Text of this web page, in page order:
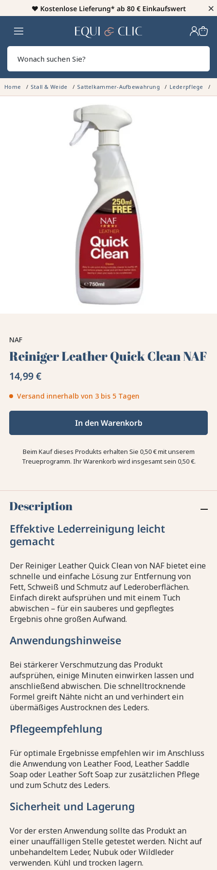
♥️ Kostenlose Lieferung* ab 80 € Einkaufswert ×
Heim
Home Stall & Weide Sattelkammer-Aufbewahrung Lederpflege
NAF
Reiniger Leather Quick Clean NAF
14,99 €
Versand innerhalb von 3 bis 5 Tagen
In den Warenkorb
Beim Kauf dieses Produkts erhalten Sie 0,50 €mit unserem
Treueprogramm. Ihr Warenkorb wird insgesamt sein 0,50 €.
Description
Effektive Lederreinigung leicht
gemacht
Der Reiniger Leather Quick Clean von NAF bietet eine
schnelle und einfache Lösung zur Entfernung von
Fett, Schweiß und Schmutz auf Lederoberflächen.
Einfach direkt aufsprühen und mit einem Tuch
abwischen – für ein sauberes und gepflegtes
Ergebnis ohne großen Aufwand.
Anwendungshinweise
Bei stärkerer Verschmutzung das Produkt
aufsprühen, einige Minuten einwirken lassen und
anschließend abwischen. Die schnelltrocknende
Formel greift Nähte nicht an und verhindert ein
übermäßiges Austrocknen des Leders.
Pflegeempfehlung
Für optimale Ergebnisse empfehlen wir im Anschluss
die Anwendung von Leather Food, Leather Saddle
Soap oder Leather Soft Soap zur zusätzlichen Pflege
und zum Schutz des Leders.
Sicherheit und Lagerung
Vor der ersten Anwendung sollte das Produkt an
einer unauffälligen Stelle getestet werden. Nicht auf
unbehandeltem Leder, Nubuk oder Wildleder
verwenden. Kühl und trocken lagern.